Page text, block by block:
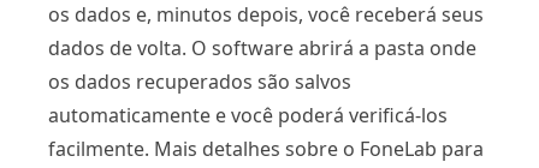
os dados e, minutos depois, você receberá seus
dados de volta. O software abrirá a pasta onde
os dados recuperados são salvos
automaticamente e você poderá verificá-los
facilmente. Mais detalhes sobre o FoneLab para